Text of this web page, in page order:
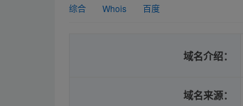
综合 Whois 百度
域名介绍：
域名来源：